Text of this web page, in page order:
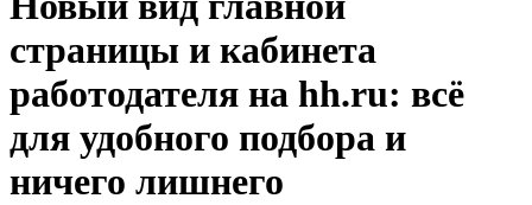
страницы и кабинета
работодателя на hh.ru: всё
для удобного подбора и
ничего лишнего